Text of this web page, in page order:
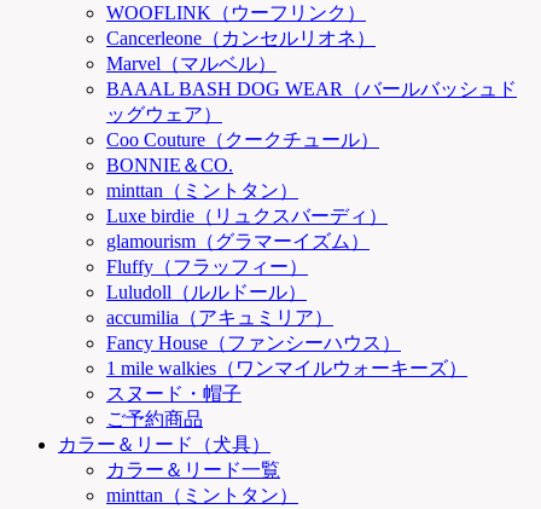
WOOFLINK（ウーフリンク）
Cancerleone（カンセルリオネ）
Marvel（マルベル）
BAAAL BASH DOG WEAR（バールバッシュド
ッグウェア）
Coo Couture（クークチュール）
BONNIE＆CO.
minttan（ミントタン）
Luxe birdie（リュクスバーディ）
glamourism（グラマーイズム）
Fluffy（フラッフィー）
Luludoll（ルルドール）
accumilia（アキュミリア）
Fancy House（ファンシーハウス）
1 mile walkies（ワンマイルウォーキーズ）
スヌード・帽子
ご予約商品
カラー＆リード（犬具）
カラー＆リード一覧
minttan（ミントタン）